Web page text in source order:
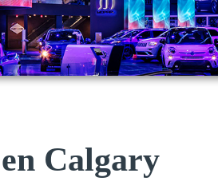
Calgary